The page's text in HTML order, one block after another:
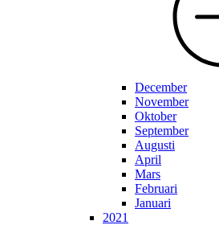
December
November
Oktober
September
Augusti
April
Mars
Februari
Januari
2021